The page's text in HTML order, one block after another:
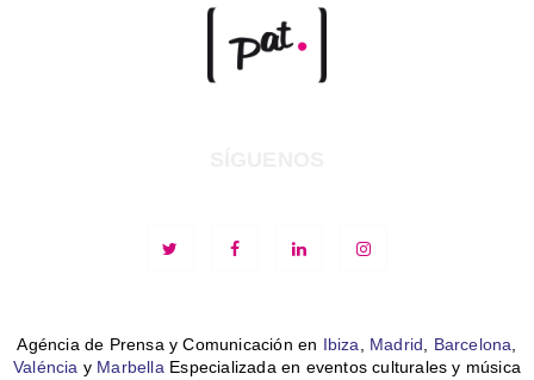
Agéncia de Prensa y Comunicación en Ibiza Madrid Barcelona
Valéncia y Marbella Especializada en eventos culturales y música